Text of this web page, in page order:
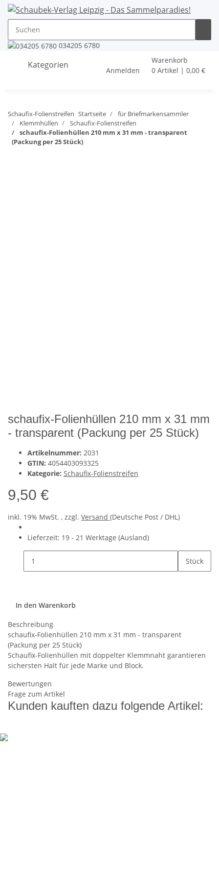
034205 6780
Kategorien
Anmelden
Warenkorb
0 Artikel | 0,00 €
Schaufix-Folienstreifen Startseite
für Briefmarkensammler
Klemmhüllen
Schaufix-Folienstreifen
schaufix-Folienhüllen 210 mm x 31 mm - transparent
(Packung per 25 Stück)
schaufix-Folienhüllen 210 mm x 31 mm
- transparent (Packung per 25 Stück)
Artikelnummer: 2031
GTIN: 4054403093325
Kategorie: Schaufix-Folienstreifen
9,50 €
inkl. 19% MwSt. , zzgl. Versand (Deutsche Post / DHL)
Lieferzeit: 19 - 21 Werktage (Ausland)
Stück
In den Warenkorb
Beschreibung
schaufix-Folienhüllen 210 mm x 31 mm - transparent
(Packung per 25 Stück)
Schaufix-Folienhüllen mit doppelter Klemmnaht garantieren
sichersten Halt für jede Marke und Block.
Bewertungen
Frage zum Artikel
Kunden kauften dazu folgende Artikel: